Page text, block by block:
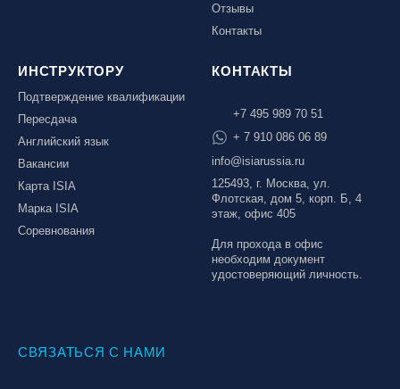
Отзывы
Контакты
ИНСТРУКТОРУ
Подтверждение квалификации
Пересдача
Английский язык
Вакансии
Карта ISIA
Марка ISIA
Соревнования
КОНТАКТЫ
+7 495 989 70 51
+ 7 910 086 06 89
info@isiarussia.ru
125493, г. Москва, ул.
Флотская, дом 5, корп. Б, 4
этаж, офис 405
Для прохода в офис
необходим документ
удостоверяющий личность.
СВЯЗАТЬСЯ С НАМИ